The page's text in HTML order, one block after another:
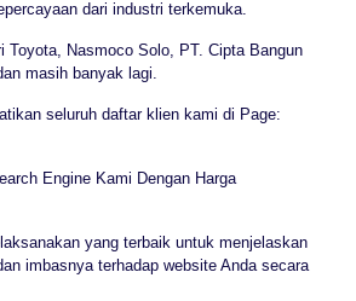
dari industri terkemuka.
Toyota, Nasmoco Solo, PT. Cipta Bangun
masih banyak lagi.
seluruh daftar klien kami di Page:
Engine Kami Dengan Harga
yang terbaik untuk menjelaskan
imbasnya terhadap website Anda secara